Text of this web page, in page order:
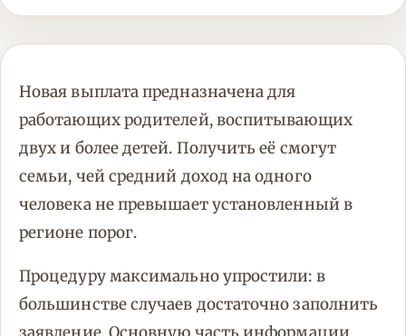
Новая выплата предназначена для
работающих родителей, воспитывающих
двух и более детей. Получить её смогут
семьи, чей средний доход на одного
человека не превышает установленный в
регионе порог.
Процедуру максимально упростили: в
большинстве случаев достаточно заполнить